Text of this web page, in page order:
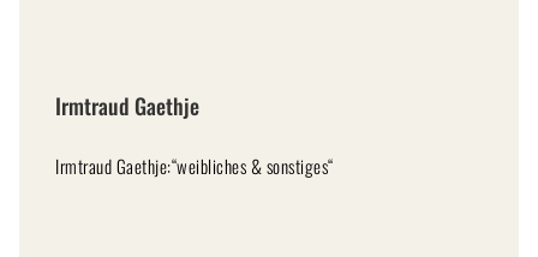
Irmtraud Gaethje
Irmtraud Gaethje:“weibliches & sonstiges“